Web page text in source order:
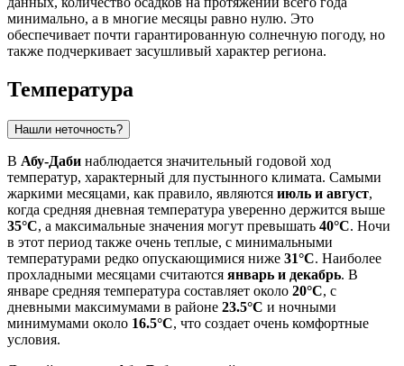
минимально, а в многие месяцы равно нулю. Это
обеспечивает почти гарантированную солнечную погоду, но
также подчеркивает засушливый характер региона.
Температура
Нашли неточность?
В Абу-Даби наблюдается значительный годовой ход
температур, характерный для пустынного климата. Самыми
жаркими месяцами, как правило, являются июль и август,
когда средняя дневная температура уверенно держится выше
35°C, а максимальные значения могут превышать 40°C. Ночи
в этот период также очень теплые, с минимальными
температурами редко опускающимися ниже 31°C. Наиболее
прохладными месяцами считаются январь и декабрь. В
январе средняя температура составляет около 20°C, с
дневными максимумами в районе 23.5°C и ночными
минимумами около 16.5°C, что создает очень комфортные
условия.